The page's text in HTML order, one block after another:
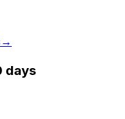
→
days